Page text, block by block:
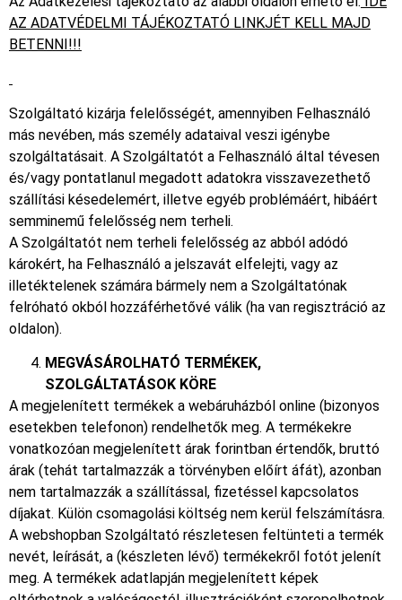
AZ ADATVÉDELMI TÁJÉKOZTATÓ LINKJÉT KELL MAJD
BETENNI!!!
Szolgáltató kizárja felelősségét, amennyiben Felhasználó
más nevében, más személy adataival veszi igénybe
szolgáltatásait. A Szolgáltatót a Felhasználó által tévesen
és/vagy pontatlanul megadott adatokra visszavezethető
szállítási késedelemért, illetve egyéb problémáért, hibáért
semminemű felelősség nem terheli.
A Szolgáltatót nem terheli felelősség az abból adódó
károkért, ha Felhasználó a jelszavát elfelejti, vagy az
illetéktelenek számára bármely nem a Szolgáltatónak
felróható okból hozzáférhetővé válik (ha van regisztráció az
oldalon).
MEGVÁSÁROLHATÓ TERMÉKEK,
SZOLGÁLTATÁSOK KÖRE
A megjelenített termékek a webáruházból online (bizonyos
esetekben telefonon) rendelhetők meg. A termékekre
vonatkozóan megjelenített árak forintban értendők, bruttó
árak (tehát tartalmazzák a törvényben előírt áfát), azonban
nem tartalmazzák a szállítással, fizetéssel kapcsolatos
díjakat. Külön csomagolási költség nem kerül felszámításra.
A webshopban Szolgáltató részletesen feltünteti a termék
nevét, leírását, a (készleten lévő) termékekről fotót jelenít
meg. A termékek adatlapján megjelenített képek